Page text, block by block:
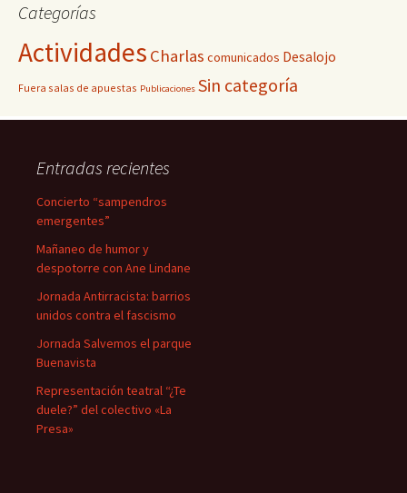
Categorías
Actividades Charlas comunicados Desalojo
Fuera salas de apuestas Publicaciones Sin categoría
Entradas recientes
Concierto “sampendros
emergentes”
Mañaneo de humor y
despotorre con Ane Lindane
Jornada Antirracista: barrios
unidos contra el fascismo
Jornada Salvemos el parque
Buenavista
Representación teatral “¿Te
duele?” del colectivo «La
Presa»